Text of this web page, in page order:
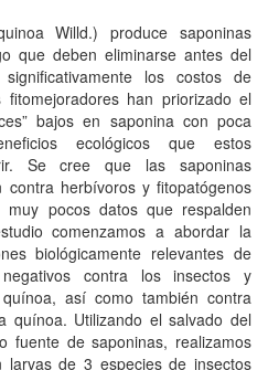
Willd.) produce saponinas
que deben eliminarse antes del
los costos de
han priorizado el
bajos en saponina con poca
ecológicos que estos
Se cree que las saponinas
herbívoros y fitopatógenos
muy pocos datos que respalden
comenzamos a abordar la
biológicamente relevantes de
contra los insectos y
así como también contra
quínoa. Utilizando el salvado del
fuente de saponinas, realizamos
larvas de 3 especies de insectos